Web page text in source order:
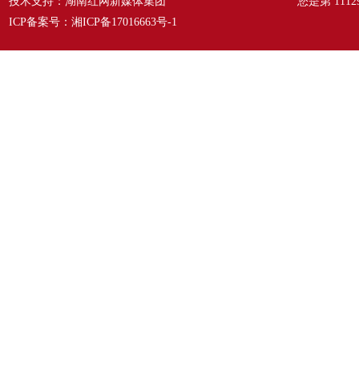
ICP备案号： 湘ICP备17016663号-1